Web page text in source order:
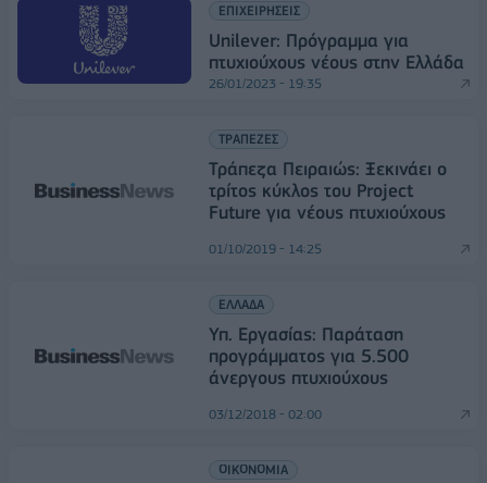
ΕΠΙΧΕΙΡΗΣΕΙΣ
Unilever: Πρόγραμμα για
πτυχιούχους νέους στην Ελλάδα
26/01/2023 - 19:35
ΤΡΑΠΕΖΕΣ
Τράπεζα Πειραιώς: Ξεκινάει ο
τρίτος κύκλος του Project
Future για νέους πτυχιούχους
01/10/2019 - 14:25
ΕΛΛΑΔΑ
Υπ. Εργασίας: Παράταση
προγράμματος για 5.500
άνεργους πτυχιούχους
03/12/2018 - 02:00
ΟΙΚΟΝΟΜΙΑ